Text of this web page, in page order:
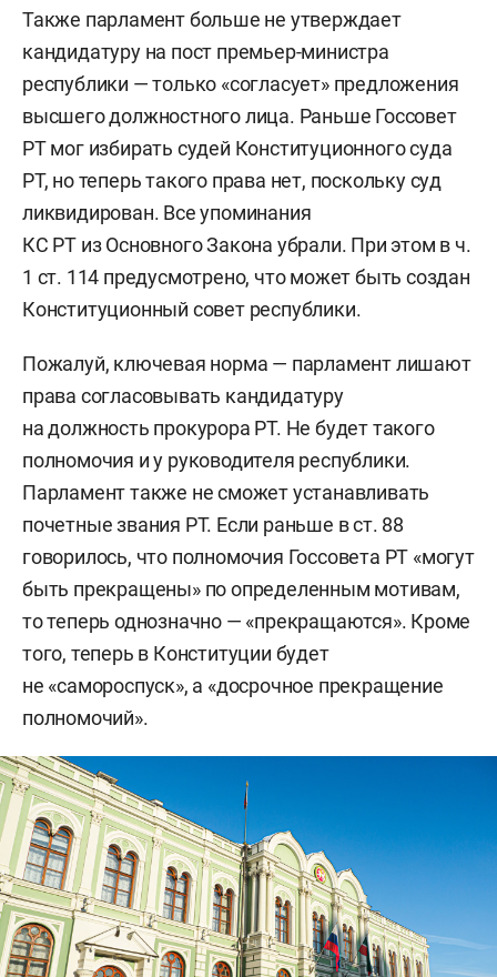
Также парламент больше не утверждает
кандидатуру на пост премьер-министра
республики — только «согласует» предложения
высшего должностного лица. Раньше Госсовет
РТ мог избирать судей Конституционного суда
РТ, но теперь такого права нет, поскольку суд
ликвидирован. Все упоминания
КС РТ из Основного Закона убрали. При этом в ч.
1 ст. 114 предусмотрено, что может быть создан
Конституционный совет республики.
Пожалуй, ключевая норма — парламент лишают
права согласовывать кандидатуру
на должность прокурора РТ. Не будет такого
полномочия и у руководителя республики.
Парламент также не сможет устанавливать
почетные звания РТ. Если раньше в ст. 88
говорилось, что полномочия Госсовета РТ «могут
быть прекращены» по определенным мотивам,
то теперь однозначно — «прекращаются». Кроме
того, теперь в Конституции будет
не «самороспуск», а «досрочное прекращение
полномочий».